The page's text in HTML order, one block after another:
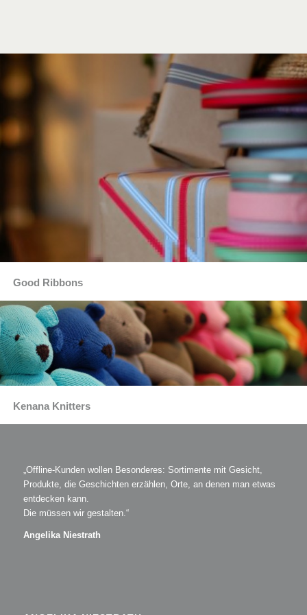
Good Ribbons
Kenana Knitters
„Offline-Kunden wollen Besonderes: Sortimente mit Gesicht,
Produkte, die Geschichten erzählen, Orte, an denen man etwas
entdecken kann.
Die müssen wir gestalten.“
Angelika Niestrath